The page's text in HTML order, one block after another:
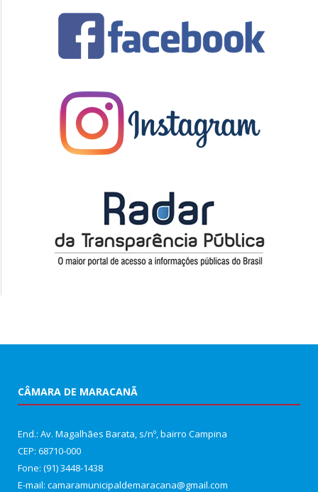
CÂMARA DE MARACANÃ
End.: Av. Magalhães Barata, s/nº, bairro Campina
CEP: 68710-000
Fone: (91) 3448-1438
E-mail: camaramunicipaldemaracana@gmail.com